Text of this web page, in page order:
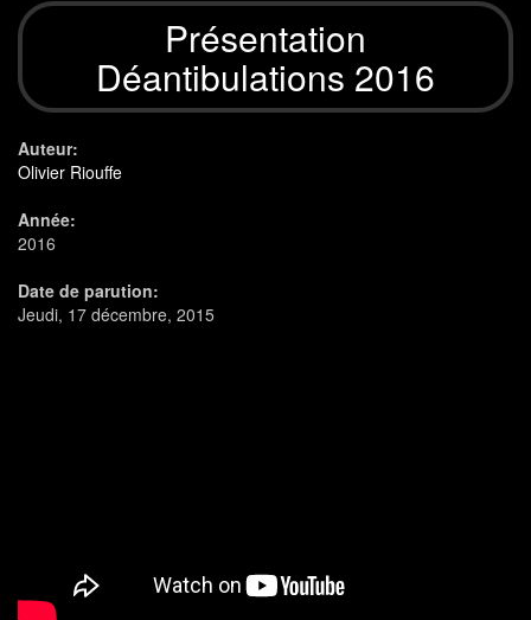
Anthéa Présentation
Déantibulations 2016
Auteur:
Olivier Riouffe
Année:
2016
Date de parution:
Jeudi, 17 décembre, 2015